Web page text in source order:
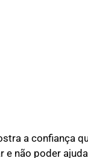
a confiança
e não poder